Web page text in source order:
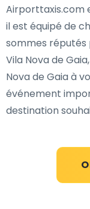
Airporttaxis.com
il est équipé de
sommes
Vila Nova de
Nova de Gaia à
événement
destination